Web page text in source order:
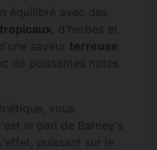
équilibré avec des
, d'herbes et
saveur terreuse
de puissantes notes
vous
le pari de Barney's
puissant sur le